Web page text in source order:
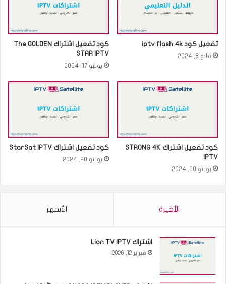
تفعيل كود iptv flash 4k
مايو 8, 2024
كود تفعيل اشتراك The GOLDEN
STAR IPTV
يوليو 17, 2024
كود تفعيل اشتراك STRONG 4K
IPTV
يونيو 20, 2024
كود تفعيل اشتراك StarSat IPTV
يونيو 20, 2024
الأخيرة الأشهر
اشتراك Lion TV IPTV
فبراير 12, 2026